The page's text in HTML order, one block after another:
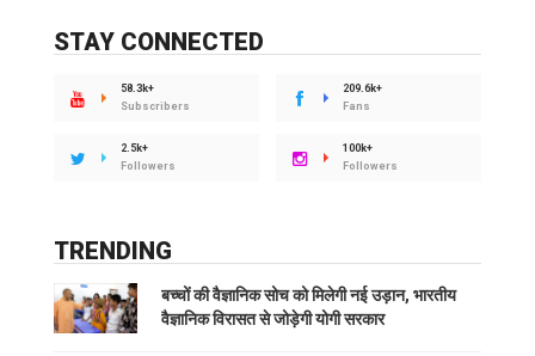
STAY CONNECTED
58.3k+
Subscribers
209.6k+
Fans
2.5k+
Followers
100k+
Followers
TRENDING
बच्चों की वैज्ञानिक सोच को मिलेगी नई उड़ान, भारतीय
वैज्ञानिक विरासत से जोड़ेगी योगी सरकार